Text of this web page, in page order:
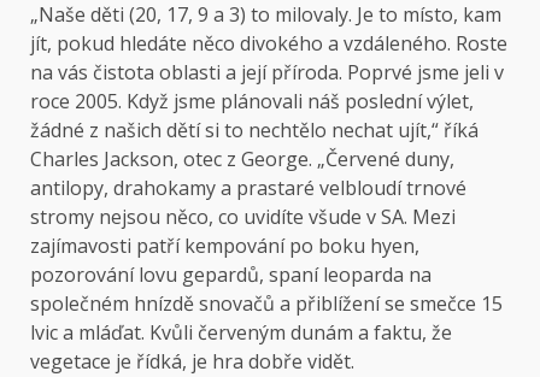
„Naše děti (20, 17, 9 a 3) to milovaly. Je to místo, kam
jít, pokud hledáte něco divokého a vzdáleného. Roste
na vás čistota oblasti a její příroda. Poprvé jsme jeli v
roce 2005. Když jsme plánovali náš poslední výlet,
žádné z našich dětí si to nechtělo nechat ujít,“ říká
Charles Jackson, otec z George. „Červené duny,
antilopy, drahokamy a prastaré velbloudí trnové
stromy nejsou něco, co uvidíte všude v SA. Mezi
zajímavosti patří kempování po boku hyen,
pozorování lovu gepardů, spaní leoparda na
společném hnízdě snovačů a přiblížení se smečce 15
lvic a mláďat. Kvůli červeným dunám a faktu, že
vegetace je řídká, je hra dobře vidět.